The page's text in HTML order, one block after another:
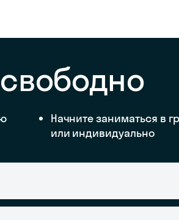
Начните заниматься в
или индивидуально